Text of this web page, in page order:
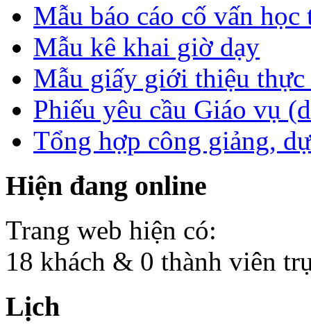
Mẫu báo cáo cố vấn học
Mẫu kê khai giờ dạy
Mẫu giấy giới thiệu thực
Phiếu yêu cầu Giáo vụ
Tổng hợp công giảng,
Hiện đang online
Trang web hiện có:
18 khách & 0 thành viên
Lịch